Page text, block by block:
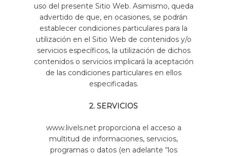
uso del presente Sitio Web. Asimismo, queda
advertido de que, en ocasiones, se podrán
establecer condiciones particulares para la
utilización en el Sitio Web de contenidos y/o
servicios específicos, la utilización de dichos
contenidos o servicios implicará la aceptación
de las condiciones particulares en ellos
especificadas.
2. SERVICIOS
www.livels.net proporciona el acceso a
multitud de informaciones, servicios,
programas o datos (en adelante “los